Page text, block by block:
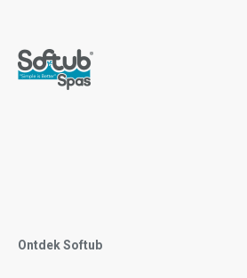
Ontdek Softub